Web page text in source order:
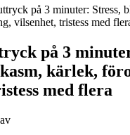
på 3 minuter: Stress,
vilsenhet, tristess med
på 3
kärlek,
med flera